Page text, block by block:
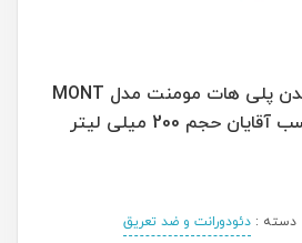
اسپری خوشبو کننده بدن پلی هات مومنت مدل MONT
دسته : دئودورانت و ضد تعریق